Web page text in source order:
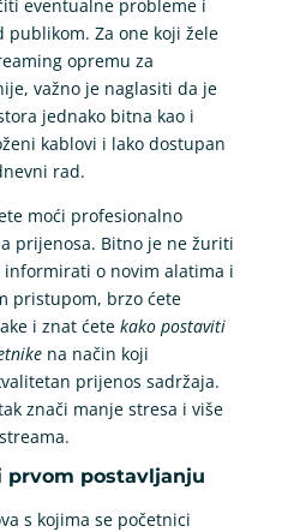
eventualne probleme i
Za one koji žele
opremu za
važno je naglasiti da je
jednako bitna kao i
kablovi i lako dostupan
rad.
moći profesionalno
prijenosa. Bitno je ne žuriti
informirati o novim alatima i
pristupom, brzo ćete
i znat ćete kako postaviti
na način koji
prijenos sadržaja.
znači manje stresa i više
prvom postavljanju
s kojima se početnici